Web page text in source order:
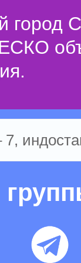
город
7,